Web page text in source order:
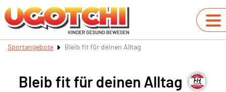
Sportangebote Bleib fit für deinen Alltag
Bleib fit für deinen Alltag